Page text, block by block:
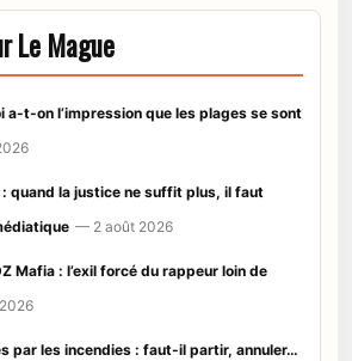
Le Mague
a-t-on l’impression que les plages se sont
: quand la justice ne suffit plus, il faut
— 2 août 2026
Mafia : l’exil forcé du rappeur loin de
par les incendies : faut-il partir, annuler…